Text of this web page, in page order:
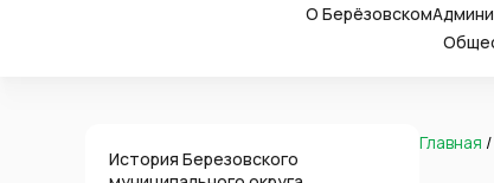
О Берёзовском
История Березовского
Главная /